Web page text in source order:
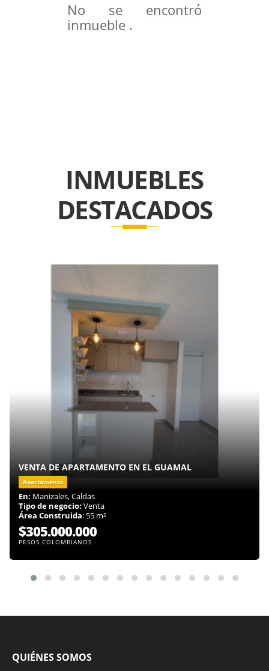
No se encontró
inmueble .
INMUEBLES
DESTACADOS
VENTA DE APARTAMENTO EN EL GUAMAL
Apartamento
En: Manizales, Caldas
Tipo de negocio: Venta
Área Construida: 55 m²
$305.000.000
PESOS COLOMBIANOS
QUIÉNES SOMOS